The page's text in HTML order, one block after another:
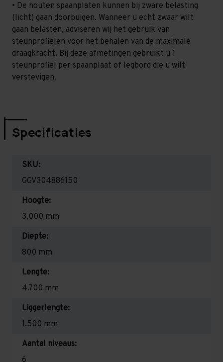
• De houten spaanplaten kunnen bij zware belasting
(licht) gaan doorbuigen. Wanneer u echt zwaar wilt
gaan belasten, adviseren wij het gebruik van
steunprofielen voor het behalen van de maximale
draagkracht. Bij deze afmetingen gebruikt u 1
steunprofiel per spaanplaat of legbord die u wilt
verstevigen.
Specificaties
SKU:
GGV304886150
Hoogte:
3.000 mm
Diepte:
800 mm
Lengte:
4.700 mm
Liggerlengte:
1.500 mm
Aantal niveaus:
6